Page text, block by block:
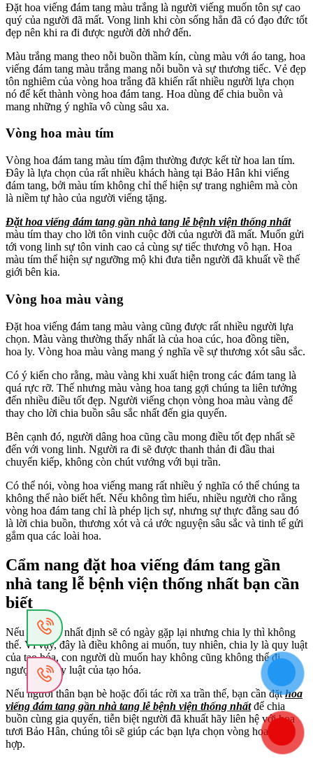
Đặt hoa viếng đám tang màu trắng là người viếng muốn tôn sự cao
quý của người đã mất. Vong linh khi còn sống hẳn đã có đạo đức tốt
đẹp nên khi ra đi được người đời nhớ đến.
Màu trắng mang theo nỗi buồn thầm kín, cùng màu với áo tang, hoa
viếng đám tang màu trắng mang nỗi buồn và sự thương tiếc. Vẻ đẹp
tôn nghiêm của vòng hoa trắng đã khiến rất nhiều người lựa chọn
nó để kết thành vòng hoa đám tang. Hoa dùng để chia buồn và
mang những ý nghĩa vô cùng sâu xa.
Vòng hoa màu tím
Vòng hoa đám tang màu tím đậm thường được kết từ hoa lan tím.
Đây là lựa chọn của rất nhiều khách hàng tại Bảo Hân khi viếng
đám tang, bởi màu tím không chỉ thể hiện sự trang nghiêm mà còn
là niềm tự hào của người viếng tặng.
Đặt hoa viếng đám tang gần nhà tang lễ bệnh viện thống nhất
màu tím thay cho lời tôn vinh cuộc đời của người đã mất. Muốn gửi
tới vong linh sự tôn vinh cao cả cùng sự tiếc thương vô hạn. Hoa
màu tím thể hiện sự ngưỡng mộ khi đưa tiễn người đã khuất về thế
giới bên kia.
Vòng hoa màu vàng
Đặt hoa viếng đám tang màu vàng cũng được rất nhiều người lựa
chọn. Màu vàng thường thấy nhất là của hoa cúc, hoa đồng tiền,
hoa ly. Vòng hoa màu vàng mang ý nghĩa về sự thương xót sâu sắc.
Có ý kiến cho rằng, màu vàng khi xuất hiện trong các đám tang là
quá rực rỡ. Thế nhưng màu vàng hoa tang gợi chúng ta liên tưởng
đến nhiều điều tốt đẹp. Người viếng chọn vòng hoa màu vàng để
thay cho lời chia buồn sâu sắc nhất đến gia quyến.
Bên cạnh đó, người dâng hoa cũng cầu mong điều tốt đẹp nhất sẽ
đến với vong linh. Người ra đi sẽ được thanh thản đi đầu thai
chuyển kiếp, không còn chút vướng với bụi trần.
Có thể nói, vòng hoa viếng mang rất nhiều ý nghĩa có thể chúng ta
không thể nào biết hết. Nếu không tìm hiểu, nhiều người cho rằng
vòng hoa đám tang chỉ là phép lịch sự, nhưng sự thực đằng sau đó
là lời chia buồn, thương xót và cả ước nguyện sâu sắc và tinh tế gửi
gắm qua các loài hoa.
Cẩm nang đặt hoa viếng đám tang gần
nhà tang lễ bệnh viện thống nhất bạn cần
biết
Nếu chia tay nhất định sẽ có ngày gặp lại nhưng chia ly thì không
thể. Vì vậy, đây là điều không ai muốn, tuy nhiên, chia ly là quy luật
của tạo hóa, con người dù muốn hay không cũng không thể đi
ngược lại quy luật của tạo hóa.
Nếu người thân bạn bè hoặc đối tác rời xa trần thế, bạn cần đặthoa
viếng đám tang gần nhà tang lễ bệnh viện thống nhấtđể chia
buồn cùng gia quyến, tiễn biệt người đã khuất hãy liên hệ với hoa
tươi Bảo Hân, chúng tôi sẽ giúp các bạn lựa chọn vòng hoa phù
hợp.